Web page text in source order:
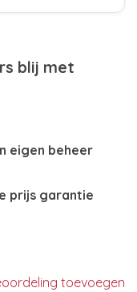
blij met
eigen beheer
prijs garantie
toevoegen